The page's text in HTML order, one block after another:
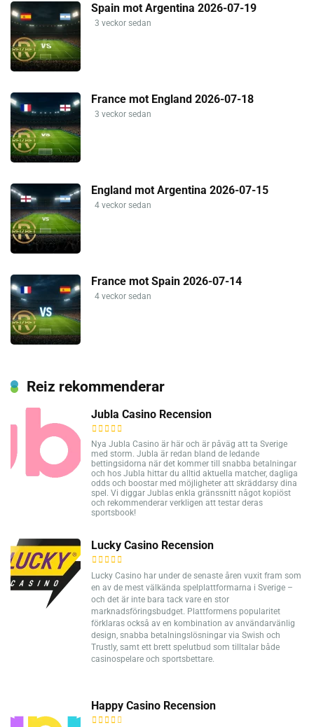
Spain mot Argentina 2026-07-19
3 veckor sedan
France mot England 2026-07-18
3 veckor sedan
England mot Argentina 2026-07-15
4 veckor sedan
France mot Spain 2026-07-14
4 veckor sedan
Reiz rekommenderar
Jubla Casino Recension
Nya Jubla Casino är här och är påväg att ta Sverige
med storm. Jubla är redan bland de ledande
bettingsidorna när det kommer till snabba betalningar
och hos Jubla hittar du alltid aktuella matcher, dagliga
odds och boostar med möjligheter att skräddarsy dina
spel. Vi diggar Jublas enkla gränssnitt något kopiöst
och rekommenderar verkligen att testar deras
sportsbook!
Lucky Casino Recension
Lucky Casino har under de senaste åren vuxit fram som
en av de mest välkända spelplattformarna i Sverige –
och det är inte bara tack vare en stor
marknadsföringsbudget. Plattformens popularitet
förklaras också av en kombination av användarvänlig
design, snabba betalningslösningar via Swish och
Trustly, samt ett brett spelutbud som tilltalar både
casinospelare och sportsbettare.
Happy Casino Recension